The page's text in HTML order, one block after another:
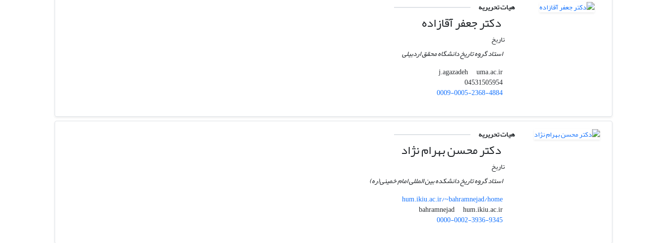
هیات تحریریه
دکتر جعفر آقازاده
تاریخ
استاد گروه تاریخ دانشگاه محقق اردبیلی
uma.ac.ir
0009-0005-2368-4884
هیات تحریریه
دکتر محسن بهرام نژاد
تاریخ
استاد گروه تاریخ دانشکده بین المللی امام خمینی(ره)
hum.ikiu.ac.ir/~bahramnejad/home
hum.ikiu.ac.ir
0000-0002-3936-9345